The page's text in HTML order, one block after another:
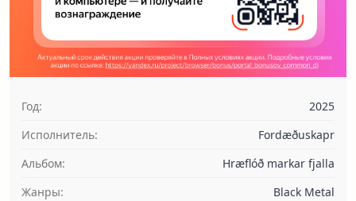
Год:
2025
Исполнитель:
Fordæðuskapr
Альбом:
Hræflóð markar fjalla
Жанры:
Black Metal